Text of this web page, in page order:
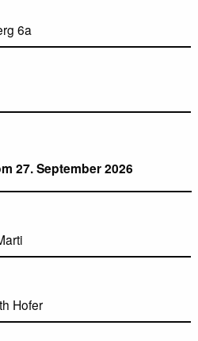
6a
27. September 2026
Hofer